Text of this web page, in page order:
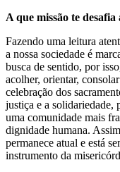
A que missão te
Fazendo uma leitura
a nossa sociedade é
busca de sentido, por
acolher, orientar,
celebração dos
justiça e a solidariedade,
uma comunidade mais
dignidade humana.
permanece atual e está
instrumento da